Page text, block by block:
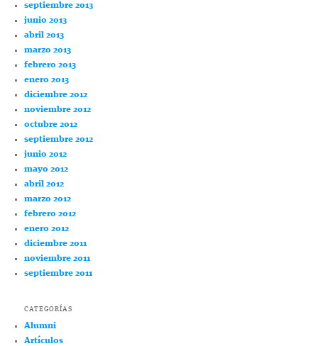
septiembre 2013
junio 2013
abril 2013
marzo 2013
febrero 2013
enero 2013
diciembre 2012
noviembre 2012
octubre 2012
septiembre 2012
junio 2012
mayo 2012
abril 2012
marzo 2012
febrero 2012
enero 2012
diciembre 2011
noviembre 2011
septiembre 2011
CATEGORÍAS
Alumni
Artículos